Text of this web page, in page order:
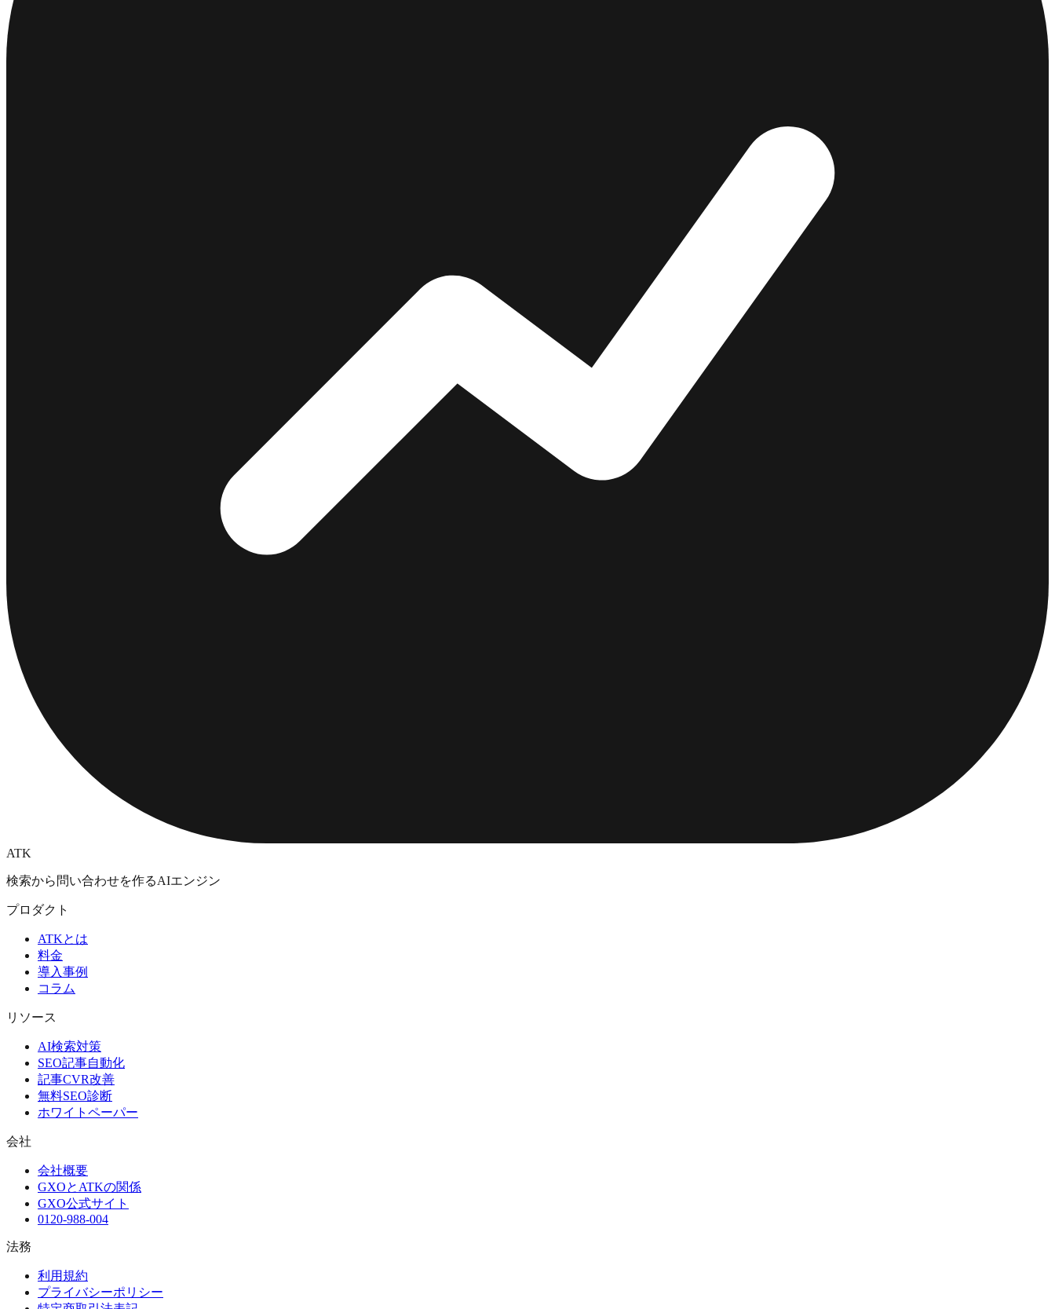
ATK
検索から問い合わせを作るAIエンジン
プロダクト
ATKとは
料金
導入事例
コラム
リソース
AI検索対策
SEO記事自動化
記事CVR改善
無料SEO診断
ホワイトペーパー
会社
会社概要
GXOとATKの関係
GXO公式サイト
0120-988-004
法務
利用規約
プライバシーポリシー